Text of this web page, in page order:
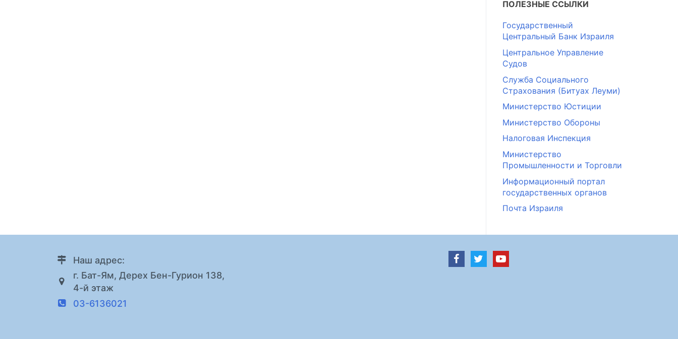
ПОЛЕЗНЫЕ ССЫЛКИ
Государственный
Центральный Банк Израиля
Центральное Управление
Судов
Служба Социального
Страхования (Битуах Леуми)
Министерство Юстиции
Министерство Обороны
Налоговая Инспекция
Министерство
Промышленности и Торговли
Информационный портал
государственных органов
Почта Израиля
Наш адрес:
г. Бат-Ям, Дерех Бен-Гурион 138,
4-й этаж
03-6136021